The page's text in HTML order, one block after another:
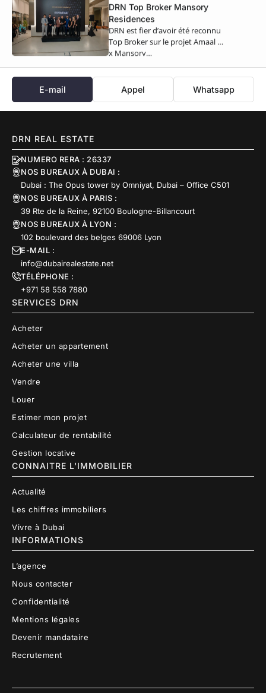
DRN Top Broker Mansory
Residences
DRN est fier d’avoir été reconnu
Top Broker sur le projet Amaal 8
x Mansory…
E-mail Appel Whatsapp
DRN REAL ESTATE
NUMERO RERA : 26337
NOS BUREAUX À DUBAI :
Dubai : The Opus tower by Omniyat, Dubai – Office C501
NOS BUREAUX À PARIS :
39 Rte de la Reine, 92100 Boulogne-Billancourt
NOS BUREAUX À LYON :
102 boulevard des belges 69006 Lyon
E-MAIL :
info@dubairealestate.net
TÉLÉPHONE :
+971 58 558 7880
SERVICES DRN
Acheter
Acheter un appartement
Acheter une villa
Vendre
Louer
Estimer mon projet
Calculateur de rentabilité
Gestion locative
CONNAITRE L'IMMOBILIER
Actualité
Les chiffres immobiliers
Vivre à Dubai
INFORMATIONS
L’agence
Nous contacter
Confidentialité
Mentions légales
Devenir mandataire
Recrutement